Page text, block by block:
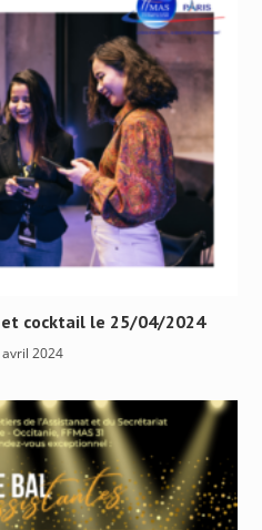
cocktail le 25/04/2024
avril 2024